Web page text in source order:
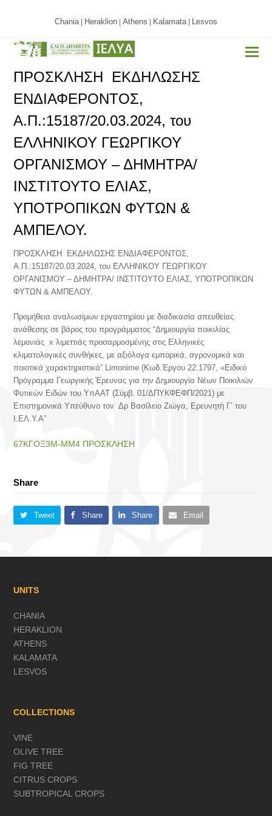
Chania| Heraklion Athens Kalamata| Lesvos
ΠΡΟΣΚΛΗΣΗ ΕΚΔΗΛΩΣΗΣ
ΕΝΔΙΑΦΕΡΟΝΤΟΣ,
Α.Π.:15187/20.03.2024, του
ΕΛΛΗΝΙΚΟΥ ΓΕΩΡΓΙΚΟΥ
ΟΡΓΑΝΙΣΜΟΥ – ΔΗΜΗΤΡΑ/
ΙΝΣΤΙΤΟΥΤΟ ΕΛΙΑΣ,
ΥΠΟΤΡΟΠΙΚΩΝ ΦΥΤΩΝ &
ΑΜΠΕΛΟΥ.
ΠΡΟΣΚΛΗΣΗ ΕΚΔΗΛΩΣΗΣ ΕΝΔΙΑΦΕΡΟΝΤΟΣ,
Α.Π.:15187/20.03.2024, του ΕΛΛΗΝΙΚΟΥ ΓΕΩΡΓΙΚΟΥ
ΟΡΓΑΝΙΣΜΟΥ – ΔΗΜΗΤΡΑ/ ΙΝΣΤΙΤΟΥΤΟ ΕΛΙΑΣ, ΥΠΟΤΡΟΠΙΚΩΝ
ΦΥΤΩΝ & ΑΜΠΕΛΟΥ.
Προμήθεια αναλωσίμων εργαστηρίου με διαδικασία απευθείας
ανάθεσης σε βάρος του προγράμματος “Δημιουργία ποικιλίας
λεμονιάς x λιμεττιάς προσαρμοσμένης στις Eλληνικές
κλιματολογικές συνθήκες, με αξιόλογα εμπορικά, αγρονομικά και
ποιοτικά χαρακτηριστικά” Limonime (Κωδ.Έργου 22.1797, «Ειδικό
Πρόγραμμα Γεωργικής Έρευνας για την Δημιουργία Νέων Ποικιλιών
Φυτικών Ειδών του ΥπΑΑΤ (Σύμβ. 01/ΔΠΥΚΦΕΦΠ/2021) με
Επιστημονικά Υπεύθυνο τον Δρ Βασίλειο Ζιώγα, Ερευνητή Γ’ του
Ι.ΕΛ.Υ.Α”
67ΚΓΟΞ3Μ-ΜΜ4 ΠΡΟΣΚΛΗΣΗ
Share
Tweet Share Share Email
UNITS
CHANIA
HERAKLION
ATHENS
KALAMATA
LESVOS
COLLECTIONS
VINE
OLIVE TREE
FIG TREE
CITRUS CROPS
SUBTROPICAL CROPS